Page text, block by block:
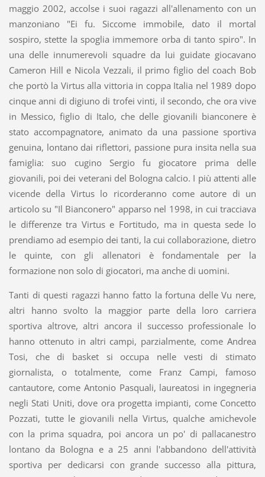
maggio 2002, accolse i suoi ragazzi all'allenamento con un
manzoniano "Ei fu. Siccome immobile, dato il mortal
sospiro, stette la spoglia immemore orba di tanto spiro". In
una delle innumerevoli squadre da lui guidate giocavano
Cameron Hill e Nicola Vezzali, il primo figlio del coach Bob
che portò la Virtus alla vittoria in coppa Italia nel 1989 dopo
cinque anni di digiuno di trofei vinti, il secondo, che ora vive
in Messico, figlio di Italo, che delle giovanili bianconere è
stato accompagnatore, animato da una passione sportiva
genuina, lontano dai riflettori, passione pura insita nella sua
famiglia: suo cugino Sergio fu giocatore prima delle
giovanili, poi dei veterani del Bologna calcio. I più attenti alle
vicende della Virtus lo ricorderanno come autore di un
articolo su "Il Bianconero" apparso nel 1998, in cui tracciava
le differenze tra Virtus e Fortitudo, ma in questa sede lo
prendiamo ad esempio dei tanti, la cui collaborazione, dietro
le quinte, con gli allenatori è fondamentale per la
formazione non solo di giocatori, ma anche di uomini.
Tanti di questi ragazzi hanno fatto la fortuna delle Vu nere,
altri hanno svolto la maggior parte della loro carriera
sportiva altrove, altri ancora il successo professionale lo
hanno ottenuto in altri campi, parzialmente, come Andrea
Tosi, che di basket si occupa nelle vesti di stimato
giornalista, o totalmente, come Franz Campi, famoso
cantautore, come Antonio Pasquali, laureatosi in ingegneria
negli Stati Uniti, dove ora progetta impianti, come Concetto
Pozzati, tutte le giovanili nella Virtus, qualche amichevole
con la prima squadra, poi ancora un po' di pallacanestro
lontano da Bologna e a 25 anni l'abbandono dell'attività
sportiva per dedicarsi con grande successo alla pittura,